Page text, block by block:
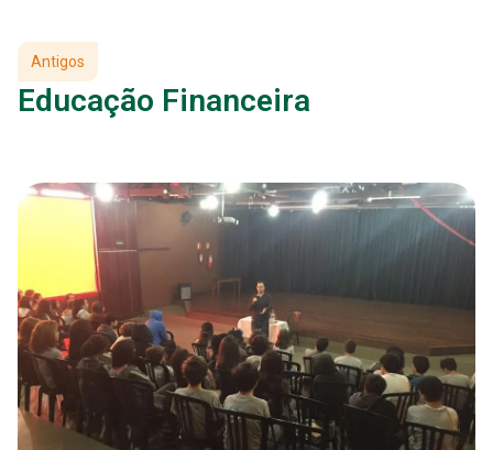
Antigos
Educação Financeira